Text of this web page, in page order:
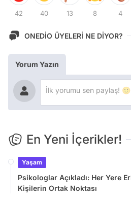
42 40 13 8 4
ONEDİO ÜYELERİ NE DİYOR?
Yorum Yazın
En Yeni İçerikler!
Yaşam
Psikologlar Açıkladı: Her Yere
Kişilerin Ortak Noktası